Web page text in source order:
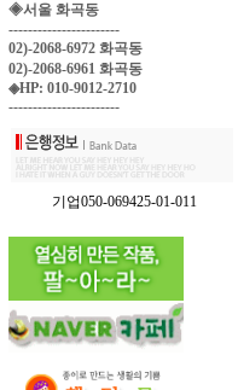
◈서울 화곡동
-----------------------
02)-2068-6972 화곡동
02)-2068-6961 화곡동
◈HP: 010-9012-2710
-----------------------
기업050-069425-01-011